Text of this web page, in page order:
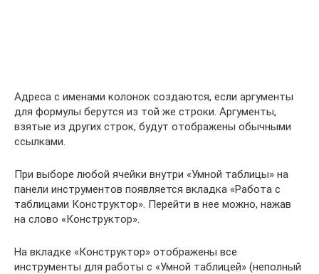
Адреса с именами колонок создаются, если аргументы
для формулы берутся из той же строки. Аргументы,
взятые из других строк, будут отображены обычными
ссылками.
При выборе любой ячейки внутри «Умной таблицы» на
панели инструментов появляется вкладка «Работа с
таблицами Конструктор». Перейти в нее можно, нажав
на слово «Конструктор».
На вкладке «Конструктор» отображены все
инструменты для работы с «Умной таблицей» (неполный